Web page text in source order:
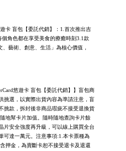
卡 盲包【委託代銷】：1.首次推出吉
角色都在享受美食的療癒時刻3.1款
、藝術、創意、生活」為核心價值，
悠遊卡 盲包【委託代銷】】盲包商
挑選，以實際出貨內容為準請注意，盲
挑款，拆封後非商品瑕疵不接受退換貨
地幫卡片加值。隨時隨地查詢卡片餘
片安全強度再升級，可以線上購買全台
可達一萬元。注意事項:1.本卡票種為
押金，為賣斷卡恕不接受退卡及退還